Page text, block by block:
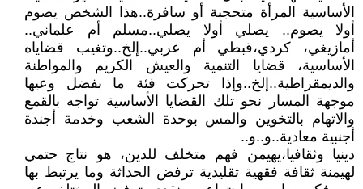
الأساسية المرأة متحجبة أو سافرة..هذا الشخص يصوم
أولا يصوم.. يصلي أولا يصلي..مسلم أم علماني..
أمازيغي، كردي،قبطي أم عربي..إلخ..وتغيب قضاياه
الأساسية، قضايا التنمية والعيش الكريم والمواطنة
والديمقراطية..إلخ..وإذا تحركت فئة ما بفضل وعيها
موجهة المسار نحو تلك القضايا الأساسية تواجه بالقمع
والاتهام بالتخوين والمس بوحدة الشعب وخدمة أجندة
أجنبية معادية..و..و..
دينيا وثقافيا،يهيمن فهم متخلف للدين، هو نتاج حتمي
لهيمنة ثقافة فقهية تقليدية ترفض الحداثة وما يرتبط بها